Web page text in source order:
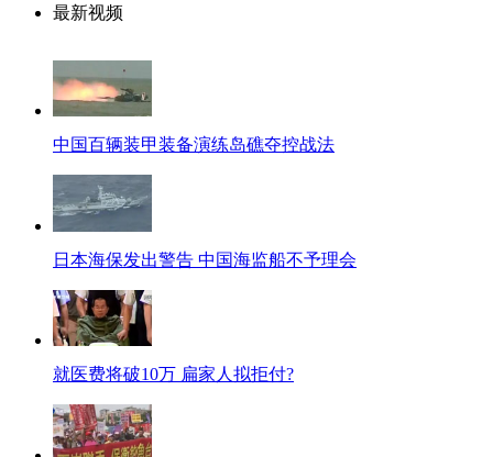
最新视频
中国百辆装甲装备演练岛礁夺控战法
日本海保发出警告 中国海监船不予理会
就医费将破10万 扁家人拟拒付?